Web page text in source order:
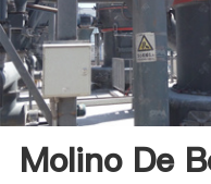
Molino De